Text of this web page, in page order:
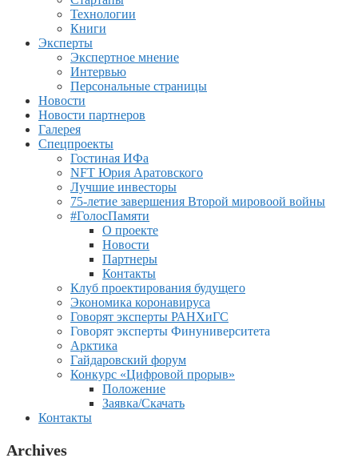
Технологии
Книги
Эксперты
Экспертное мнение
Интервью
Персональные страницы
Новости
Новости партнеров
Галерея
Спецпроекты
Гостиная ИФа
NFT Юрия Аратовского
Лучшие инвесторы
75-летие завершения Второй мировоой войны
#ГолосПамяти
О проекте
Новости
Партнеры
Контакты
Клуб проектирования будущего
Экономика коронавируса
Говорят эксперты РАНХиГС
Говорят эксперты Финуниверситета
Арктика
Гайдаровский форум
Конкурс «Цифровой прорыв»
Положение
Заявка/Скачать
Контакты
Archives